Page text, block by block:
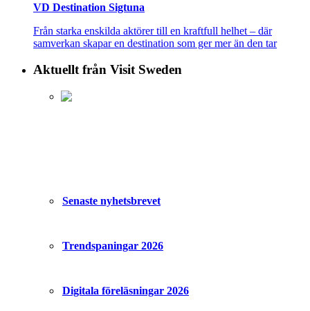
VD Destination Sigtuna
Från starka enskilda aktörer till en kraftfull helhet – där
samverkan skapar en destination som ger mer än den tar
Aktuellt från Visit Sweden
Senaste nyhetsbrevet
Trendspaningar 2026
Digitala föreläsningar 2026